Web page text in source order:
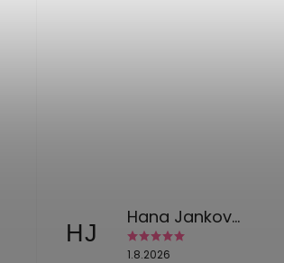
HJ
Hana Jankovská
1.8.2026